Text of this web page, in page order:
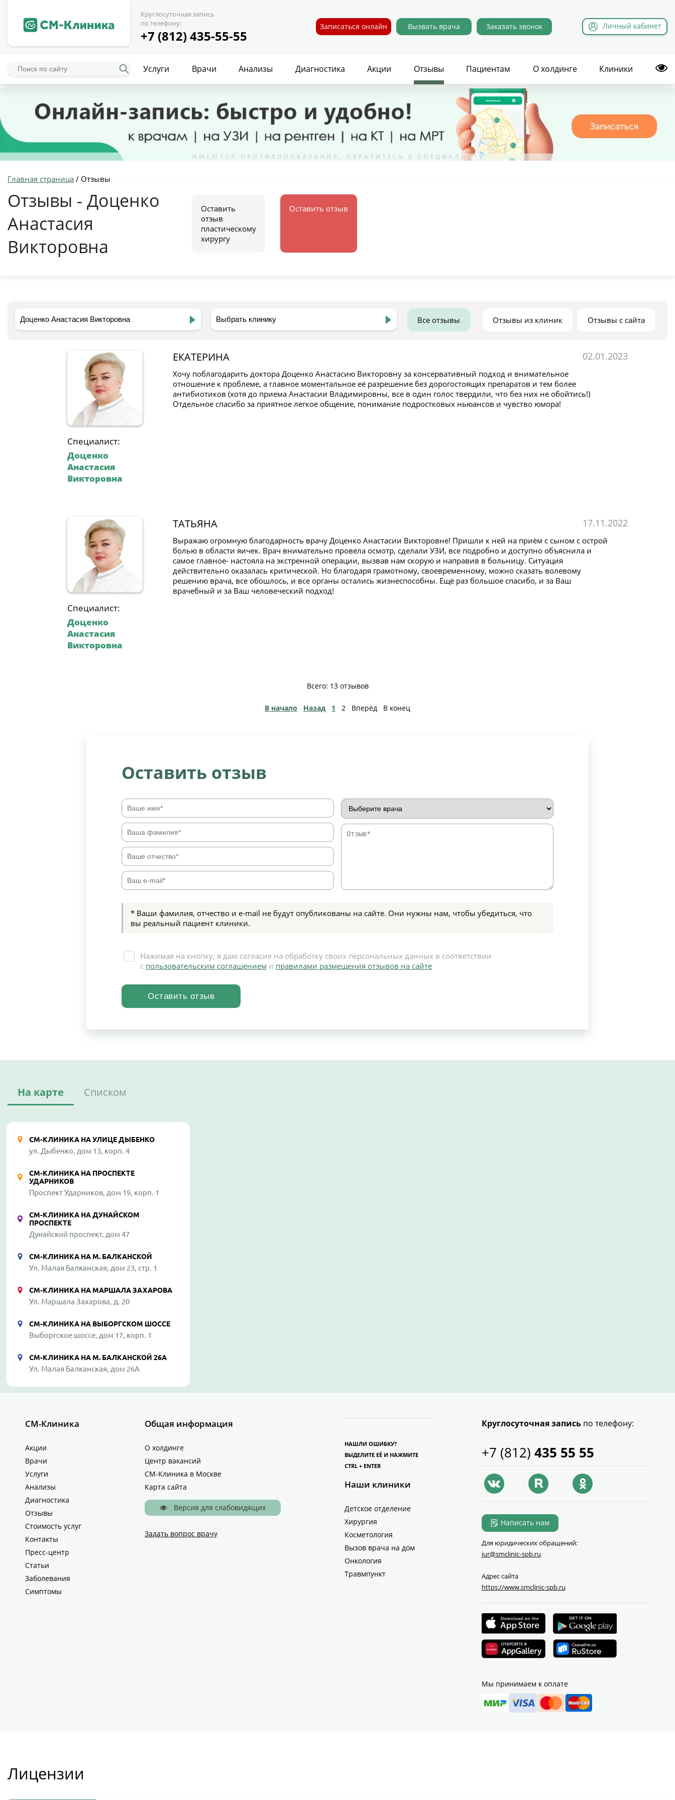
Круглосуточная запись
по телефону:
+7 (812) 435-55-55
Записаться онлайн Вызвать врача Заказать звонок Личный кабинет
Услуги Врачи Анализы Диагностика Акции Отзывы Пациентам О холдинге Клиники
Главная страница / Отзывы
Отзывы - Доценко
Анастасия
Викторовна
Оставить
отзыв
пластическому
хирургу
Оставить отзыв
Отзывы с сайта
Отзывы из клиник
Все отзывы
Специалист:
Доценко
Анастасия
Викторовна
ЕКАТЕРИНА 02.01.2023
Хочу поблагодарить доктора Доценко Анастасию Викторовну за консервативный подход и внимательное
отношение к проблеме, а главное моментальное её разрешение без дорогостоящих препаратов и тем более
антибиотиков (хотя до приема Анастасии Владимировны, все в один голос твердили, что без них не обойтись!)
Отдельное спасибо за приятное легкое общение, понимание подростковых ньюансов и чувство юмора!
Специалист:
Доценко
Анастасия
Викторовна
ТАТЬЯНА 17.11.2022
Выражаю огромную благодарность врачу Доценко Анастасии Викторовне! Пришли к ней на приём с сыном с острой
болью в области яичек. Врач внимательно провела осмотр, сделали УЗИ, все подробно и доступно объяснила и
самое главное- настояла на экстренной операции, вызвав нам скорую и направив в больницу. Ситуация
действительно оказалась критической. Но благодаря грамотному, своевременному, можно сказать волевому
решению врача, все обошлось, и все органы остались жизнеспособны. Ещё раз большое спасибо, и за Ваш
врачебный и за Ваш человеческий подход!
Всего: 13 отзывов
В начало Назад 1 2 Вперёд В конец
Оставить отзыв
* Ваши фамилия, отчество и e-mail не будут опубликованы на сайте. Они нужны нам, чтобы убедиться, что
вы реальный пациент клиники.
Нажимая на кнопку, я даю согласие на обработку своих персональных данных в соответствии
с пользовательским соглашением и правилами размещения отзывов на сайте
На карте Списком
СМ-КЛИНИКА НА УЛИЦЕ ДЫБЕНКО
ул. Дыбенко, дом 13, корп. 4
СМ-КЛИНИКА НА ПРОСПЕКТЕ
УДАРНИКОВ
Проспект Ударников, дом 19, корп. 1
СМ-КЛИНИКА НА ДУНАЙСКОМ
ПРОСПЕКТЕ
Дунайский проспект, дом 47
СМ-КЛИНИКА НА М. БАЛКАНСКОЙ
Ул. Малая Балканская, дом 23, стр. 1
СМ-КЛИНИКА НА МАРШАЛА ЗАХАРОВА
Ул. Маршала Захарова, д. 20
СМ-КЛИНИКА НА ВЫБОРГСКОМ ШОССЕ
Выборгское шоссе, дом 17, корп. 1
СМ-КЛИНИКА НА М. БАЛКАНСКОЙ 26А
Ул. Малая Балканская, дом 26А
СМ-Клиника
Акции
Врачи
Услуги
Анализы
Диагностика
Отзывы
Стоимость услуг
Контакты
Пресс-центр
Статьи
Заболевания
Симптомы
Общая информация
О холдинге
Центр вакансий
СМ-Клиника в Москве
Карта сайта
Версия для слабовидящих
Задать вопрос врачу
НАШЛИ ОШИБКУ?
ВЫДЕЛИТЕ ЕЁ И НАЖМИТЕ
CTRL + ENTER
Наши клиники
Детское отделение
Хирургия
Косметология
Вызов врача на дом
Онкология
Травмпункт
Круглосуточная записьпо телефону:
+7 (812) 435 55 55
Написать нам
Для юридических обращений:
jur@smclinic‑spb.ru
Адрес сайта
https://www.smclinic-spb.ru
Мы принимаем к оплате
Лицензии